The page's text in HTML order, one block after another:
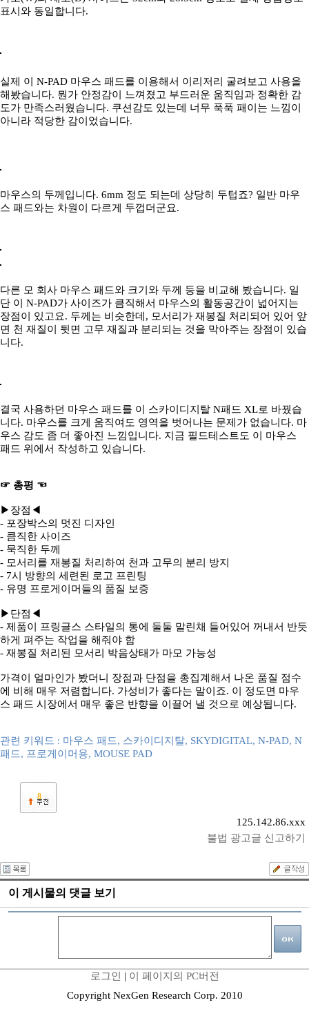
표시와 동일합니다.
실제 이 N-PAD 마우스 패드를 이용해서 이리저리 굴려보고 사용을
해봤습니다. 뭔가 안정감이 느껴졌고 부드러운 움직임과 정확한 감
도가 만족스러웠습니다. 쿠션감도 있는데 너무 푹푹 패이는 느낌이
아니라 적당한 감이었습니다.
마우스의 두께입니다. 6mm 정도 되는데 상당히 두텁죠? 일반 마우
스 패드와는 차원이 다르게 두껍더군요.
다른 모 회사 마우스 패드와 크기와 두께 등을 비교해 봤습니다. 일
단 이 N-PAD가 사이즈가 큼직해서 마우스의 활동공간이 넓어지는
장점이 있고요. 두께는 비슷한데, 모서리가 재봉질 처리되어 있어 앞
면 천 재질이 뒷면 고무 재질과 분리되는 것을 막아주는 장점이 있습
니다.
결국 사용하던 마우스 패드를 이 스카이디지탈 N패드 XL로 바꿨습
니다. 마우스를 크게 움직여도 영역을 벗어나는 문제가 없습니다. 마
우스 감도 좀 더 좋아진 느낌입니다. 지금 필드테스트도 이 마우스
패드 위에서 작성하고 있습니다.
☞ 총평 ☜
▶장점◀
- 포장박스의 멋진 디자인
- 큼직한 사이즈
- 묵직한 두께
- 모서리를 재봉질 처리하여 천과 고무의 분리 방지
- 7시 방향의 세련된 로고 프린팅
- 유명 프로게이머들의 품질 보증
▶단점◀
- 제품이 프링글스 스타일의 통에 둘둘 말린채 들어있어 꺼내서 반듯
하게 펴주는 작업을 해줘야 함
- 재봉질 처리된 모서리 박음상태가 마모 가능성
가격이 얼마인가 봤더니 장점과 단점을 총집계해서 나온 품질 점수
에 비해 매우 저렴합니다. 가성비가 좋다는 말이죠. 이 정도면 마우
스 패드 시장에서 매우 좋은 반향을 이끌어 낼 것으로 예상됩니다.
관련 키워드 : 마우스 패드, 스카이디지탈, SKYDIGITAL, N-PAD, N
패드, 프로게이머용, MOUSE PAD
8
125.142.86.xxx
불법 광고글 신고하기
이 게시물의 댓글 보기
로그인 | 이 페이지의 PC버전
Copyright NexGen Research Corp. 2010